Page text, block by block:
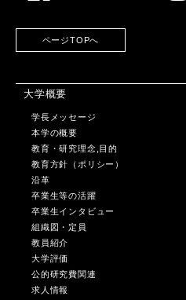
ページTOPへ
大学概要
学長メッセージ
本学の概要
教育・研究理念,目的
教育方針（ポリシー）
沿革
卒業生等の活躍
卒業生インタビュー
組織図・定員
教員紹介
大学評価
公的研究費関連
求人情報